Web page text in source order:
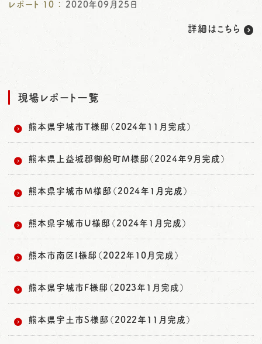
レポート 10 ： 2020年09月25日
詳細はこちら
現場レポート一覧
熊本県宇城市T様邸（2024年11月完成）
熊本県上益城郡御船町M様邸（2024年9月完成）
熊本県宇城市M様邸（2024年1月完成）
熊本県宇城市U様邸（2024年1月完成）
熊本市南区I様邸（2022年10月完成）
熊本県宇城市F様邸（2023年1月完成）
熊本県宇土市S様邸（2022年11月完成）